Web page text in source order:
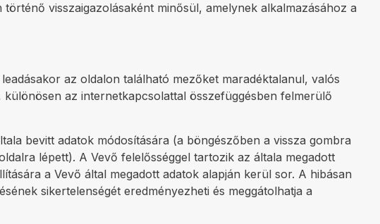
visszaigazolásaként minősül, amelynek alkalmazásához a
az oldalon található mezőket maradéktalanul, valós
az internetkapcsolattal összefüggésben felmerülő
bevitt adatok módosítására (a böngészőben a vissza gombra
lépett). A Vevő felelősséggel tartozik az általa megadott
a Vevő által megadott adatok alapján kerül sor. A hibásan
sikertelenségét eredményezheti és meggátolhatja a